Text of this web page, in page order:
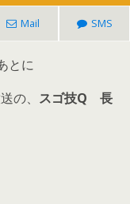
Mail SMS
とに
の、 スゴ技Q 長